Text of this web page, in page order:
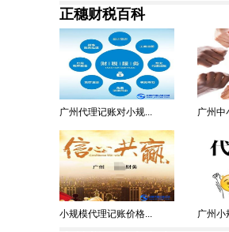
正穗财税百科
广州代理记账对小规... 广州中
小规模代理记账价格... 广州小